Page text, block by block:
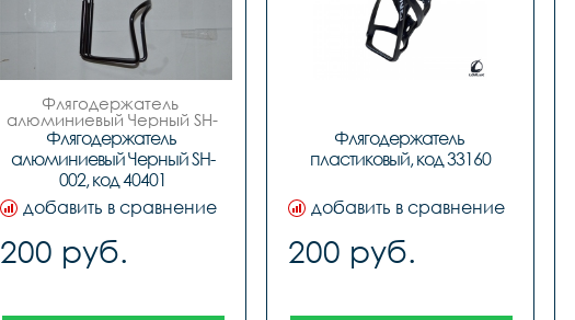
Флягодержатель
алюминиевый Черный SH-
002
код. 40401
Флягодержатель
алюминиевый Черный SH-
002, код 40401
добавить в сравнение
200 руб.
Флягодержатель
пластиковый, код 33160
добавить в сравнение
200 руб.